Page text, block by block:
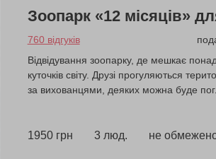
Зоопарк «12 місяців»
760 відгуків
Відвідування зоопарку, де мешкає
куточків світу. Друзі прогуляються
за вихованцями, деяких можна буде
1950 грн 3 люд. не